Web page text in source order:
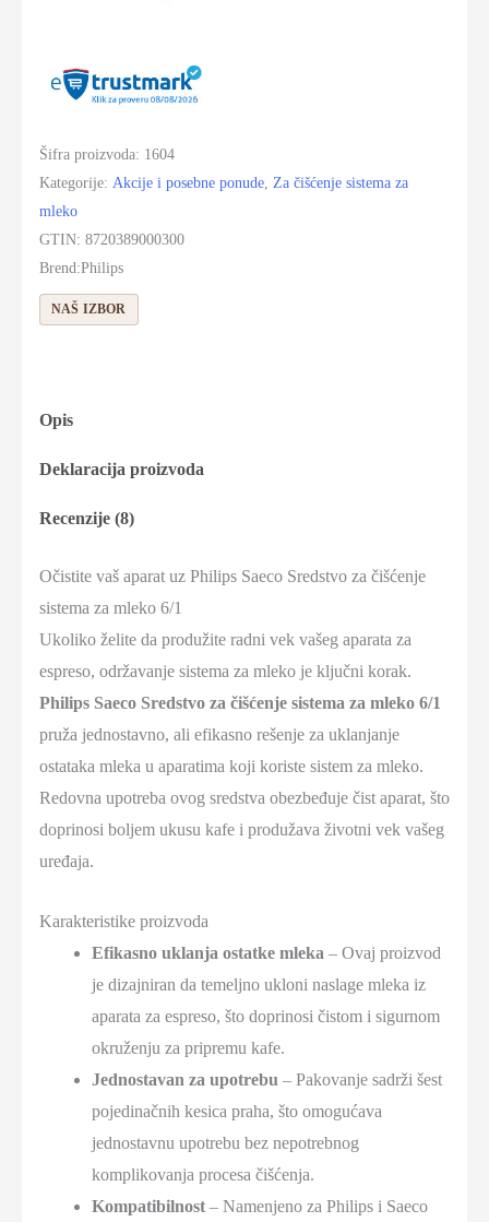
Šifra proizvoda: 1604
Kategorije: Akcije i posebne ponude Za čišćenje sistema za
mleko
GTIN: 8720389000300
Brend:Philips
NAŠ IZBOR
Opis
Deklaracija proizvoda
Recenzije (8)
Očistite vaš aparat uz Philips Saeco Sredstvo za čišćenje
sistema za mleko 6/1
Ukoliko želite da produžite radni vek vašeg aparata za
espreso, održavanje sistema za mleko je ključni korak.
Philips Saeco Sredstvo za čišćenje sistema za mleko 6/1
pruža jednostavno, ali efikasno rešenje za uklanjanje
ostataka mleka u aparatima koji koriste sistem za mleko.
Redovna upotreba ovog sredstva obezbeđuje čist aparat, što
doprinosi boljem ukusu kafe i produžava životni vek vašeg
uređaja.
Karakteristike proizvoda
Efikasno uklanja ostatke mleka – Ovaj proizvod
je dizajniran da temeljno ukloni naslage mleka iz
aparata za espreso, što doprinosi čistom i sigurnom
okruženju za pripremu kafe.
Jednostavan za upotrebu – Pakovanje sadrži šest
pojedinačnih kesica praha, što omogućava
jednostavnu upotrebu bez nepotrebnog
komplikovanja procesa čišćenja.
Kompatibilnost – Namenjeno za Philips i Saeco